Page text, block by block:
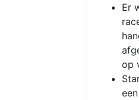
Er
op